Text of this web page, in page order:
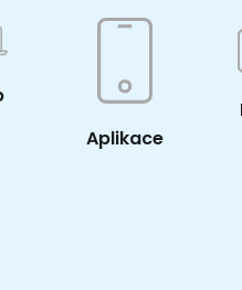
Aplikace